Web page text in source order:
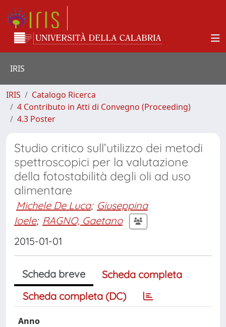
IRIS
IRIS
Catalogo Ricerca
4 Contributo in Atti di Convegno (Proceeding)
4.3 Poster
Studio critico sull’utilizzo dei metodi
spettroscopici per la valutazione
della fotostabilità degli oli ad uso
alimentare
Michele De Luca; Giuseppina
Ioele; RAGNO, Gaetano
2015-01-01
Scheda breve
Scheda completa
Scheda completa (DC)
Anno